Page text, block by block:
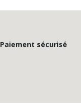
Paiement sécurisé